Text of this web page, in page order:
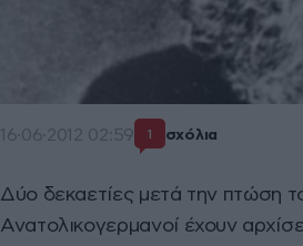
16·06·2012 02:59 1 σχόλια
Δύο δεκαετίες μετά την πτώση
Ανατολικογερμανοί έχουν